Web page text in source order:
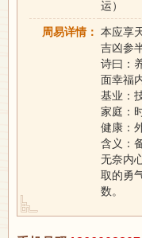
运）
周易详情： 本应享
吉凶参
诗曰：
面幸福
基业：
家庭：
健康：
含义：
无奈内
取的勇
数。